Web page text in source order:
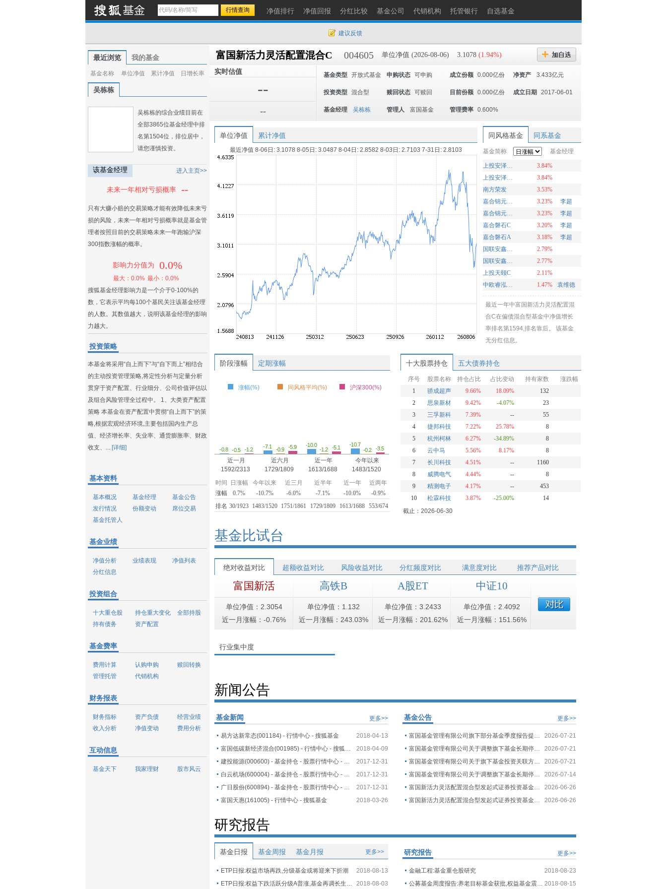
净值排行 净值回报 分红比较 基金公司 代销机构 托管银行 自选基金
建议反馈
最近浏览 我的基金
基金名称 单位净值 累计净值 日增长率
吴栋栋
吴栋栋的综合业绩目前在
全部3865位基金经理中排
名第1504位，排位居中，
请您谨慎投资。
该基金经理 进入主页>>
未来一年相对亏损概率 --
只有大赚小赔的交易策略才能有效降低未来亏
损的风险，未来一年相对亏损概率就是基金管
理者按照目前的交易策略未来一年跑输沪深
300指数涨幅的概率。
影响力分值为 0.0%
最大：0.0% 最小：0.0%
搜狐基金经理影响力是一个介于0-100%的
数，它表示平均每100个基民关注该基金经理
的人数。其数值越大，说明该基金经理的影响
力越大。
投资策略
本基金将采用“自上而下”与“自下而上”相结合
的主动投资管理策略,将定性分析与定量分析
贯穿于资产配置、行业细分、公司价值评估以
及组合风险管理全过程中。 1、大类资产配置
策略 本基金在资产配置中贯彻“自上而下”的策
略,根据宏观经济环境,主要包括国内生产总
值、经济增长率、失业率、通货膨胀率、财政
收支、... [详细]
基本资料
基本概况 基金经理
基金公告
发行情况
份额变动
席位交易
基金托管人
基金业绩
净值分析 业绩表现
净值列表
分红信息
投资组合
十大重仓股 持仓重大变化
全部持股
持有债务
资产配置
基金费率
费用计算 认购申购
赎回转换
管理托管
代销机构
财务报表
财务指标 资产负债
经营业绩
收入分析
净值变动 费用分析
互动信息
基金天下 我家理财 股市风云
富国新活力灵活配置混合C 004605 单位净值 (2026-08-06) 3.1078 (1.94%)
实时估值
--
--
基金类型 开放式基金 申购状态 可申购 成立份额 0.000亿份 净资产 3.433亿元
投资类型 混合型 赎回状态 可赎回 目前份额 0.000亿份 成立日期 2017-06-01
基金经理 吴栋栋 管理人 富国基金 管理费率 0.600%
单位净值 累计净值
最近净值 8-06日: 3.1078 8-05日: 3.0487 8-04日: 2.8582 8-03日: 2.7103 7-31日: 2.8103
同风格基金 同系基金
基金简称 基金经理
上投安泽回报A
3.84%
上投安泽回报C
3.84%
南方荣发
3.53%
嘉合锦元回报混合C
3.23%
李超
嘉合锦元回报混合A
3.23%
李超
嘉合磐石C
3.20%
李超
嘉合磐石A
3.18%
李超
国联安鑫怡混合A
2.79%
国联安鑫怡混合C
2.77%
上投天颐C
2.11%
中欧睿泓定期开放混合
1.47% 袁维德
最近一年中富国新活力灵活配置混
合C在偏债混合型基金中净值增长
率排名第1594,排名靠后。 该基金
无分红信息。
阶段涨幅 定期涨幅
涨幅(%) 同风格平均(%) 沪深300(%)
-0.8 -0.5 -1.2
近一月
1592/2313
-7.1
-0.9 -5.9
近六月
1729/1809
-10.0
-1.2 -5.1
近一年
1613/1688
-10.7
-0.2
-3.5
今年以来
1483/1520
时间
日涨幅 今年以来 近三月 近半年 近一年
近两年
涨幅
0.7% -10.7% -6.0% -7.1% -10.0%
-0.9%
排名 30/1923 1483/1520 1751/1861 1729/1809 1613/1688 553/674
十大股票持仓 五大债券持仓
序号 股票名称 持仓占比 占比变动 持有家数
涨跌幅
1
骄成超声 9.66% 18.09%
132
2
思泉新材 9.42% -4.07%
23
3
三孚新科 7.39% --
55
4
捷邦科技 7.22% 25.78%
8
5
杭州柯林 6.27% -34.89%
8
6
云中马 5.56% 8.17%
8
7
长川科技 4.51% --
1160
8
威腾电气 4.44% --
8
9
精测电子 4.17% --
453
10
松霖科技 3.87% -25.00%
14
截止：2026-06-30
基金比试台
绝对收益对比 超额收益对比 风险收益对比 分红频度对比 满意度对比 推荐产品对比
富国新活
单位净值：2.3054
近一月涨幅：-0.76%
高铁B
单位净值：1.132
近一月涨幅：243.03%
A股ET
单位净值：3.2433
近一月涨幅：201.62%
中证10
单位净值：2.4092
近一月涨幅：151.56%
行业集中度
新闻公告
更多>>
基金新闻
2018-04-13
易方达新常态(001184) - 行情中心 - 搜狐基金
2018-04-09
富国低碳新经济混合(001985) - 行情中心 - 搜狐基金
2017-12-31
建投能源(000600) - 基金持仓 - 股票行情中心 - 搜狐证券
2017-12-31
白云机场(600004) - 基金持仓 - 股票行情中心 - 搜狐证券
2017-12-31
广日股份(600894) - 基金持仓 - 股票行情中心 - 搜狐证券
2018-03-26
富国天惠(161005) - 行情中心 - 搜狐基金
更多>>
基金公告
2026-07-21
富国基金管理有限公司旗下部分基金季度报告提示性公告
2026-07-21
富国基金管理有限公司关于调整旗下基金长期停牌股票估值方法的公告
2026-07-21
富国基金管理有限公司关于旗下基金投资关联方承销期内承销证券的公告
2026-07-14
富国基金管理有限公司关于调整旗下基金长期停牌股票估值方法的公告
2026-06-26
富国新活力灵活配置混合型发起式证券投资基金招募说明书（更新）（二0二六年第一号）
2026-06-26
富国新活力灵活配置混合型发起式证券投资基金（C类份额）基金产品资料概要更新
研究报告
基金日报 基金周报 基金月报 更多>>
2018-08-13
ETP日报:权益市场再跌,分级基金或将迎来下折潮
2018-08-03
ETP日报:权益下跌活跃分级A普涨,基金再调长生生物估值
更多>>
研究报告
2018-08-23
金融工程:基金重仓股研究
2018-08-15
公募基金周度报告:养老目标基金获批,权益基金震荡反弹